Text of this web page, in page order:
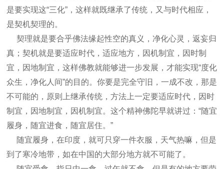
是要实现这“三化”，这样就既继承了传统，又与时代相应，
是契机契理的。
契理就是要合乎佛法缘起性空的真义，净化心灵，返妄归
真；契机就是要适应时代，适应地方，因机制宜，因时制
宜，因地制宜，这样佛教就能够进一步发展，才能实现“度化
众生，净化人间”的目的。你要是完全守旧，一成不改，那是
不可能的，原则上继承传统，方法上一定要适应时代，因时
制宜，因地制宜，因机制宜。这个精神佛陀早就讲过：“随宜
履身，随宜进食，随宜居住。”
随宜履身，在印度，就可只穿一件衣服，天气热嘛，但是
到了寒冷地带，如在中国的大部分地方就不可能了。